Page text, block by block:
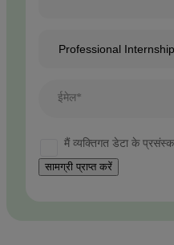
Professional
ईमेल*
मैं व्यक्तिगत डेटा के
सामग्री प्राप्त करें